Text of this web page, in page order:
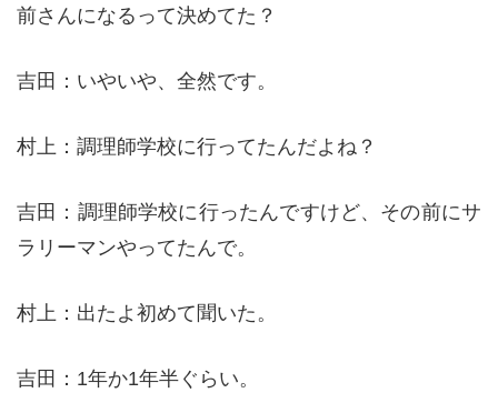
前さんになるって決めてた？
吉田：いやいや、全然です。
村上：調理師学校に行ってたんだよね？
吉田：調理師学校に行ったんですけど、その前にサ
ラリーマンやってたんで。
村上：出たよ初めて聞いた。
吉田：1年か1年半ぐらい。